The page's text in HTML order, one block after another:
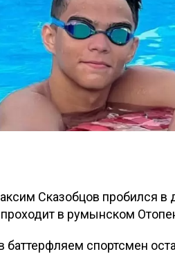
Сказобцов пробился в
в румынском
спортсмен